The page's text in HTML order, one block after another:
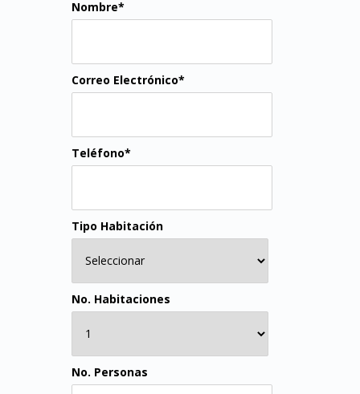
Nombre*
Correo Electrónico*
Teléfono*
Tipo Habitación
No. Habitaciones
No. Personas